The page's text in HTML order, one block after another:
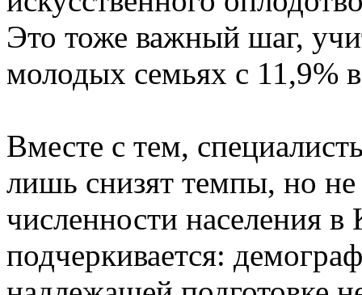
Это тоже важный шаг,
молодых семьях с 11,9%
Вместе с тем,
лишь снизят темпы, но не
численности населения
подчеркивается: